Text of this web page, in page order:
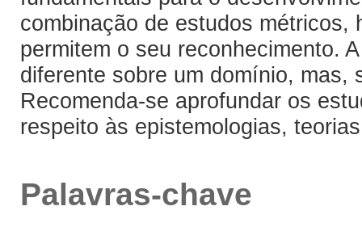
combinação de estudos
permitem o seu reconhecimento.
diferente sobre um domínio, mas,
Recomenda-se aprofundar os
respeito às epistemologias,
Palavras-chave